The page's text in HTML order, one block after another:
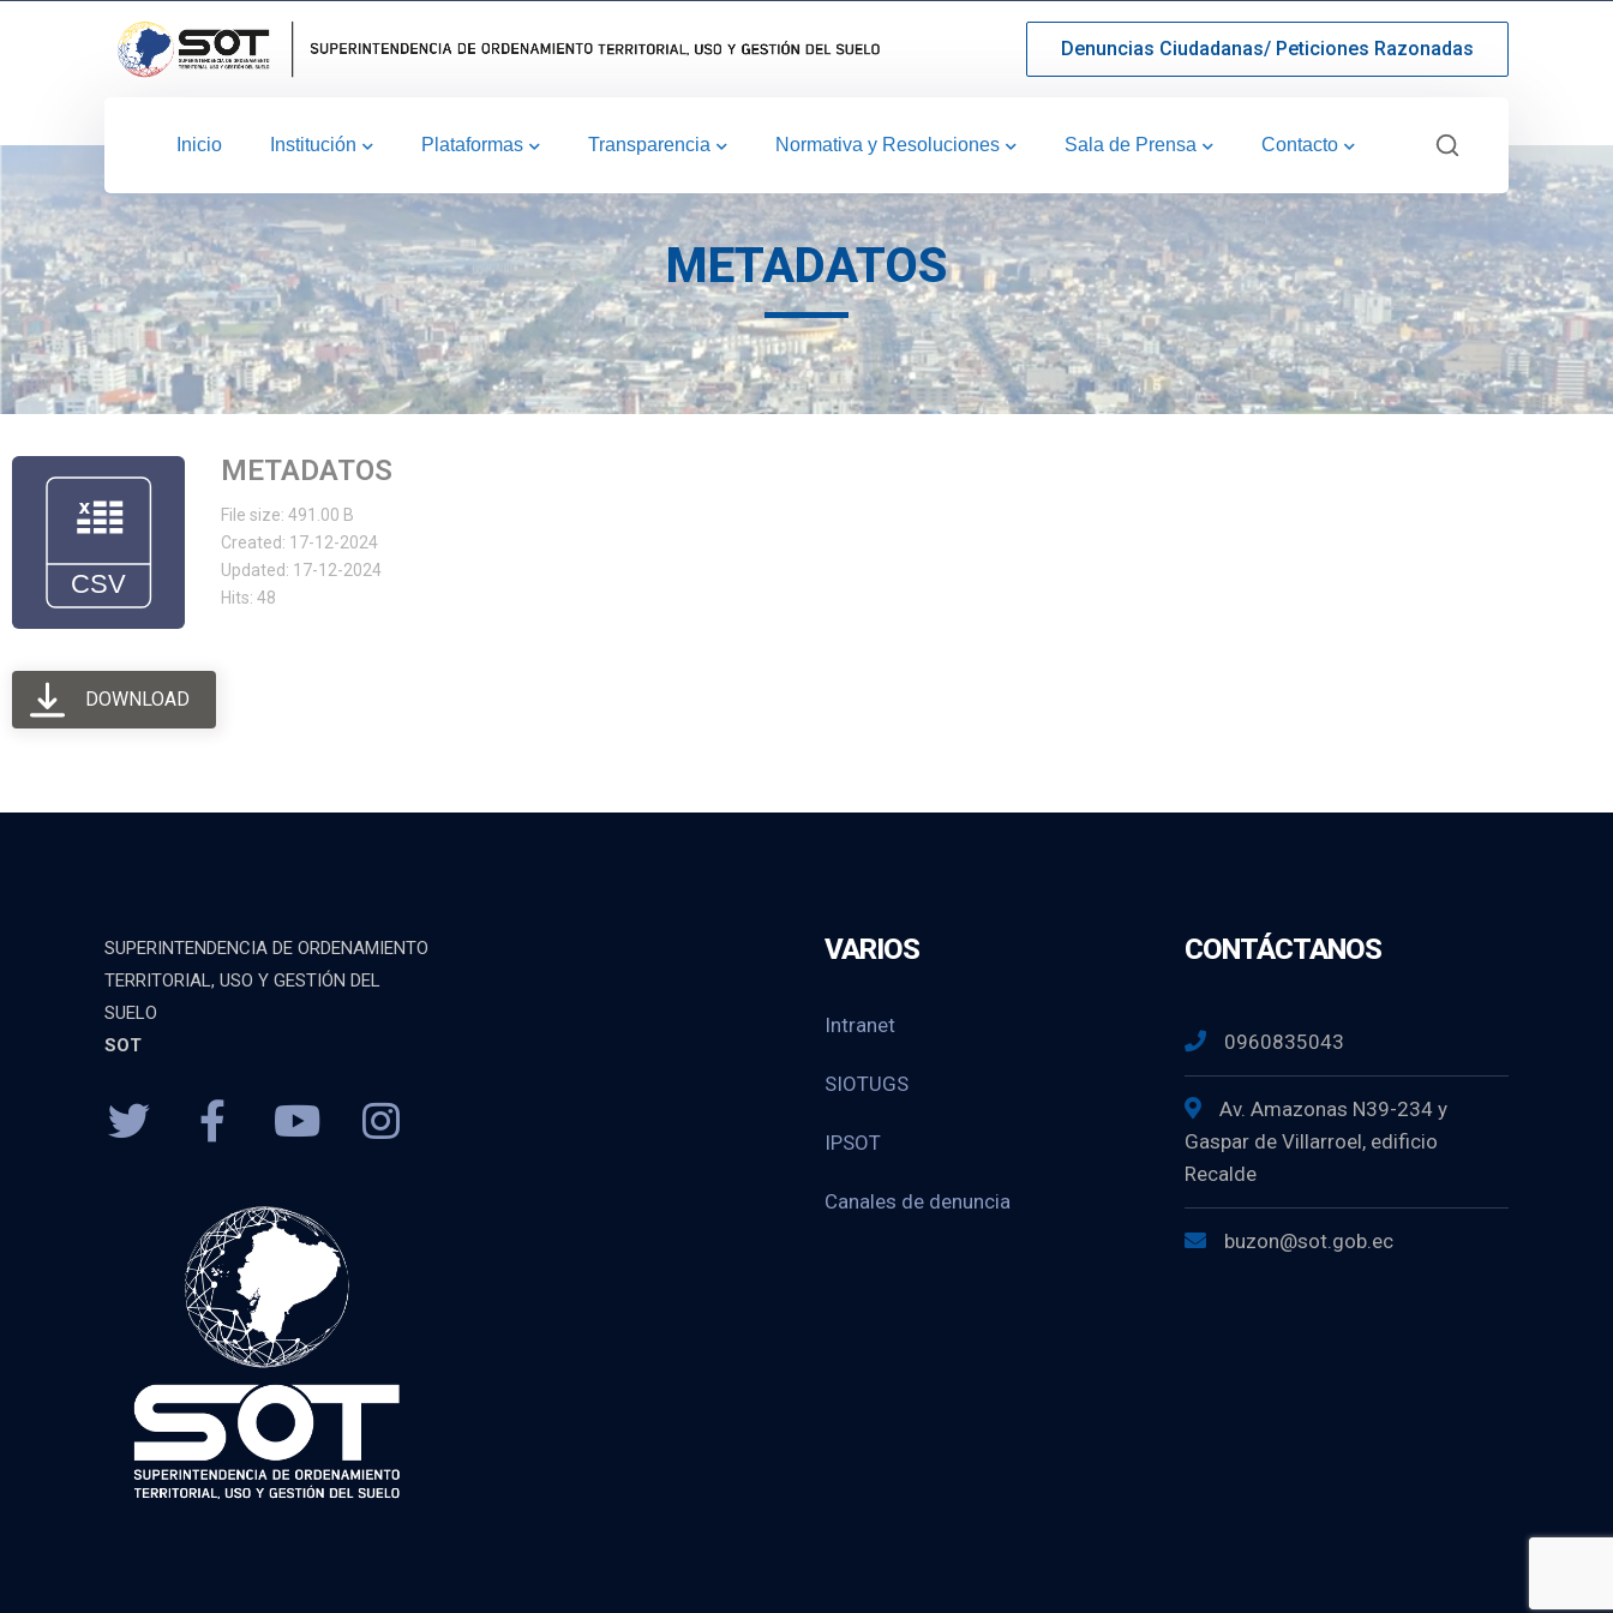
Denuncias Ciudadanas/ Peticiones Razonadas
Inicio Institución Plataformas Transparencia Normativa y Resoluciones Sala de Prensa Contacto
METADATOS
METADATOS
File size: 491.00 B
Created: 17-12-2024
Updated: 17-12-2024
Hits: 48
DOWNLOAD
SUPERINTENDENCIA DE ORDENAMIENTO
TERRITORIAL, USO Y GESTIÓN DEL
SUELO
SOT
VARIOS
Intranet
SIOTUGS
IPSOT
Canales de denuncia
CONTÁCTANOS
0960835043
Av. Amazonas N39-234 y
Gaspar de Villarroel, edificio
Recalde
buzon@sot.gob.ec